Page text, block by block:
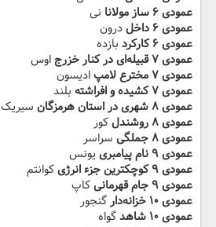
عمودی ۶ ساز مولانا
نی
عمودی ۶ داخل
درون
عمودی ۶ کارکرد‬‫
بازده
عمودی ۷ قبیله‌ای در کنار خزرج
اوس
عمودی ۷ مخترع لامپ
ادیسون
عمودی ۷ کشیده و افراشته‬‫
بلند
عمودی ۸ شهری در استان هرمزگان
سیریک
عمودی ۸ روشندل
کور
عمودی ۸ جملگی‬‫
سراسر
عمودی ۹ نام پیامبری
یونس
عمودی ۹ کوچکترین جزء انرژی
کوانتم
عمودی ۹ جام قهرمانی‬‫
کاپ
عمودی ۱۰ خزانه‌دار
گنجور
عمودی ۱۰ شاهد
گواه